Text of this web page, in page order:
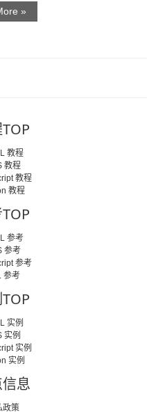
»
教程
教程
教程
教程
参考
参考
参考
参考
实例
实例
实例
实例
息
政策